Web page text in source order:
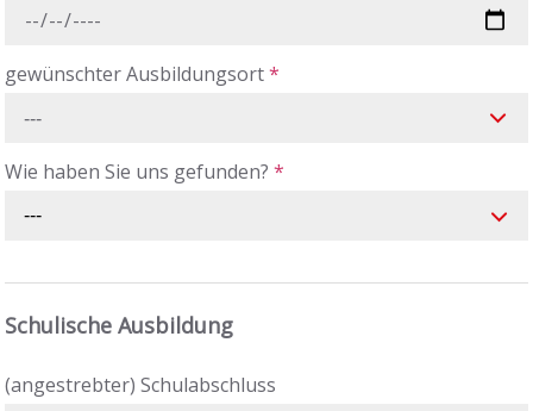
gewünschter Ausbildungsort*
---
Wie haben Sie uns gefunden?*
---
Schulische Ausbildung
(angestrebter) Schulabschluss